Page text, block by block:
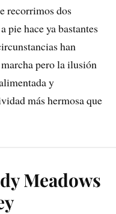
recorrimos dos
pie hace ya bastantes
han
pero la ilusión
y
más hermosa que
Meadows